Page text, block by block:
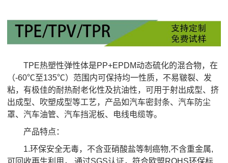
TPE热塑性弹性体是PP+EPDM动态硫化的混合物，在
（-60℃至135℃）范围内可保持均一性质，不易皲裂、发
粘，有极佳的耐热耐老化性及抗油性，可用于射出成型、挤
出成型、吹塑成型等工艺，产品如汽车密封条、汽车防尘
罩、汽车油管、汽车挡泥板、电线电缆等。
产品特点：
1.环保安全无毒，不含亚硝酸盐等制癌物,不含重金属,